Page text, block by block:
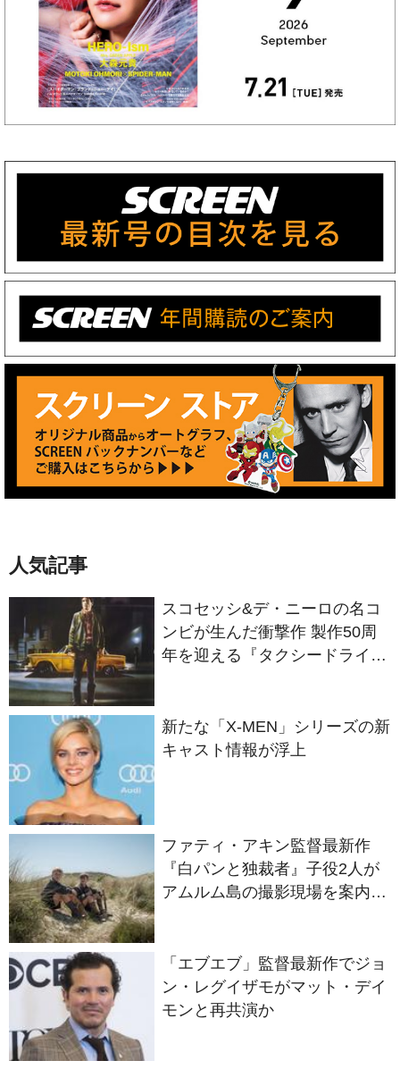
人気記事
スコセッシ&デ・ニーロの名コ
ンビが生んだ衝撃作 製作50周
年を迎える『タクシードライバ
新たな「X-MEN」シリーズの新
キャスト情報が浮上
ファティ・アキン監督最新作
『白パンと独裁者』子役2人が
アムルム島の撮影現場を案内！
「エブエブ」監督最新作でジョ
ン・レグイザモがマット・デイ
モンと再共演か